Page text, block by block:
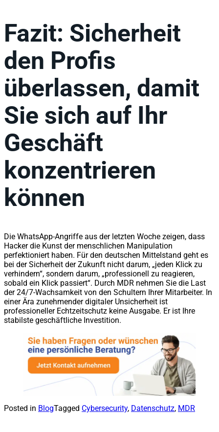
Fazit: Sicherheit
den Profis
überlassen, damit
Sie sich auf Ihr
Geschäft
konzentrieren
können
Die WhatsApp-Angriffe aus der letzten Woche zeigen, dass
Hacker die Kunst der menschlichen Manipulation
perfektioniert haben. Für den deutschen Mittelstand geht es
bei der Sicherheit der Zukunft nicht darum, „jeden Klick zu
verhindern“, sondern darum, „professionell zu reagieren,
sobald ein Klick passiert“. Durch MDR nehmen Sie die Last
der 24/7-Wachsamkeit von den Schultern Ihrer Mitarbeiter. In
einer Ära zunehmender digitaler Unsicherheit ist
professioneller Echtzeitschutz keine Ausgabe. Er ist Ihre
stabilste geschäftliche Investition.
Posted in BlogTagged Cybersecurity, Datenschutz, MDR